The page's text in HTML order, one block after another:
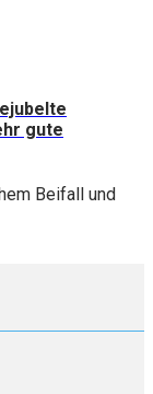
gute
Beifall und